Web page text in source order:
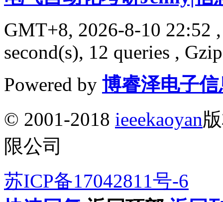
GMT+8, 2026-8-10 22:52
second(s), 12 queries ,
Powered by 博睿泽电子
© 2001-2018 ieeekaoyan
限公司
苏ICP备17042811号-6